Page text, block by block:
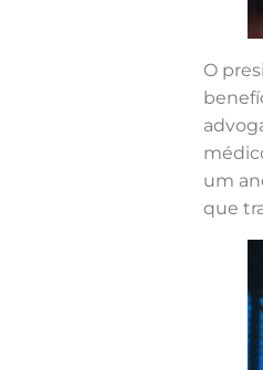
O
um
que